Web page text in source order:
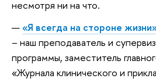
несмотря ни на что.
«Я всегда на стороне
– наш преподаватель и
программы, заместитель
«Журнала клинического и